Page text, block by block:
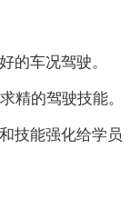
的车况驾驶。
精的驾驶技能。
技能强化给学员